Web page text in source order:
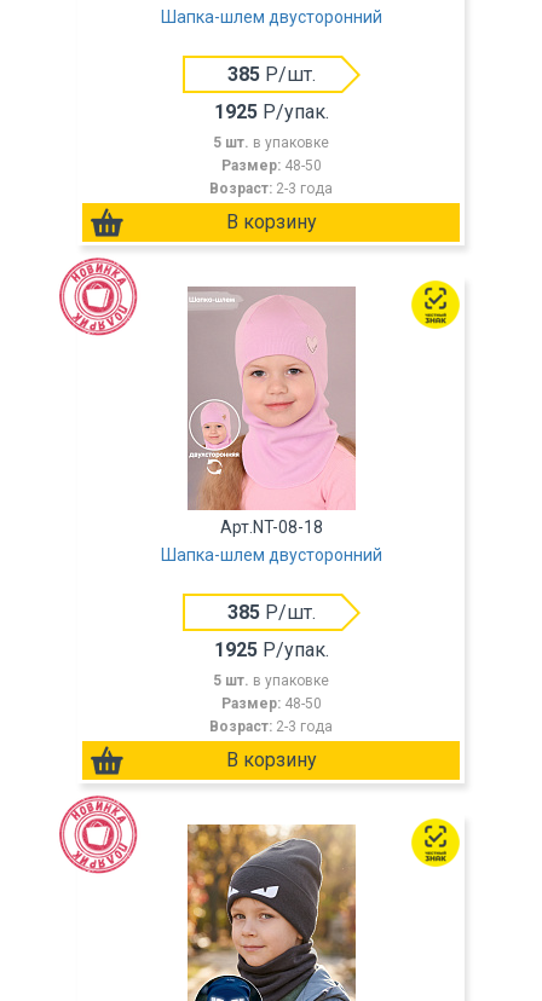
Шапка-шлем двусторонний
385Р/шт.
1925Р/упак.
5 шт. в упаковке
Размер: 48-50
Возраст: 2-3 года
Арт.NT-08-18
Шапка-шлем двусторонний
385Р/шт.
1925Р/упак.
5 шт. в упаковке
Размер: 48-50
Возраст: 2-3 года